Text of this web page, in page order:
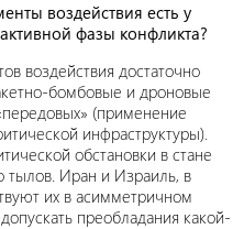
воздействия есть у
фазы конфликта?
воздействия достаточно
бомбовые и дроновые
(применение
инфраструктуры).
обстановки в стане
тылов. Иран и Израиль, в
их в асимметричном
преобладания какой-